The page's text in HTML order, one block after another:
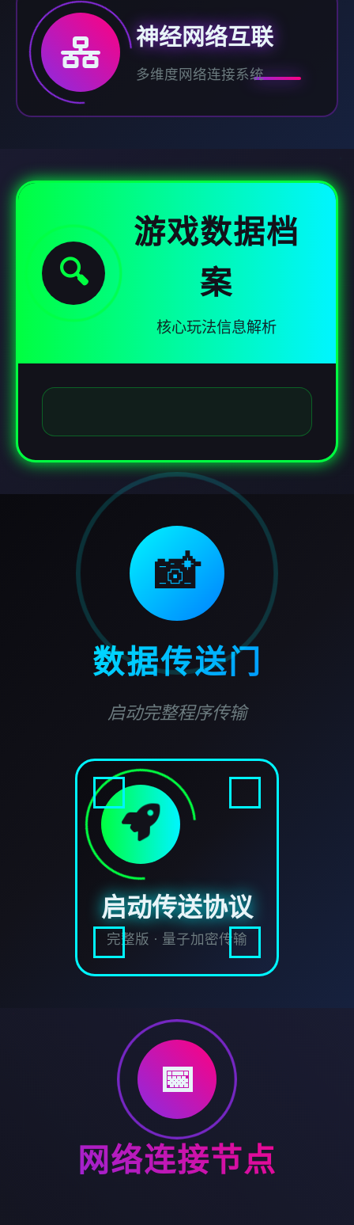
神经网络互联
多维度网络连接系统
🔍
游戏数据档
案
核心玩法信息解析
📸
数据传送门
启动完整程序传输
启动传送协议
完整版 · 量子加密传输
📅
网络连接节点